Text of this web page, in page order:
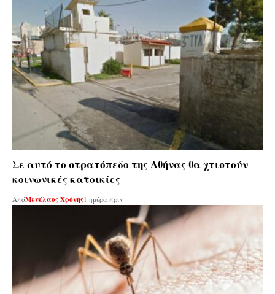
Σε αυτό το στρατόπεδο της Αθήνας θα χτιστούν
κοινωνικές κατοικίες
ΑπόΜενέλαος Χρόνης1 ημέρα πριν